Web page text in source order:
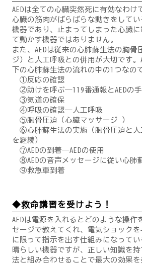
AEDは全ての心臓突然死に有効なわけ
心臓の筋肉がばらばらな動きをして
機器であり、止まってしまった心臓に
て動かす機器ではありません。
また、AEDは従来の心肺蘇生法の胸骨
ジ）と人工呼吸との併用が大切です。
下の心肺蘇生法の流れの中の1つなの
①反応の確認
②助けを呼ぶ―119番通報とAEDの
③気道の確保
④呼吸の確認―人工呼吸
⑤胸骨圧迫（心臓マッサージ ）
⑥心肺蘇生法の実施（胸骨圧迫と人
を継続）
⑦AEDの到着―AEDの使用
⑧AEDの音声メッセージに従い心肺
⑨救急車到着
◆救命講習を受けよう！
AEDは電源を入れるとどのような操作
セージで教えてくれ、電気ショック
に限って指示を出す仕組みになって
晴らしい機器ですが、正しい知識を
法と組み合わせることで最大の効果を